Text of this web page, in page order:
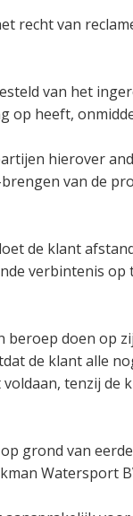
recht van
van het
op heeft,
hierover
van de
de klant
verbintenis op
beroep doen op
de klant alle
tenzij de
grond van
Watersport